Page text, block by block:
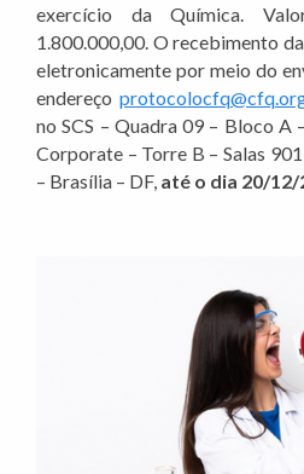
exercício da Química.
1.800.000,00. O recebimento
eletronicamente por meio do
endereço
no SCS – Quadra 09 – Bloco A
Corporate – Torre B – Salas
– Brasília – DF, até o dia 20/12/